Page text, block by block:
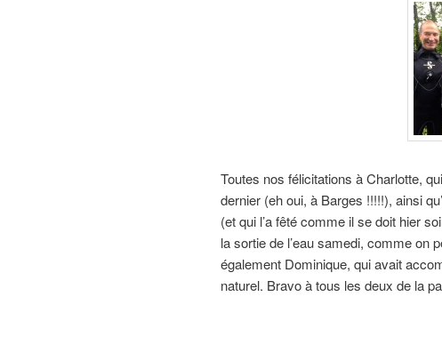
Toutes nos félicitations à Charlotte,
dernier (eh oui, à Barges !!!!!), ainsi
(et qui l’a fêté comme il se doit hier
la sortie de l’eau samedi, comme on
également Dominique, qui avait
naturel. Bravo à tous les deux de la